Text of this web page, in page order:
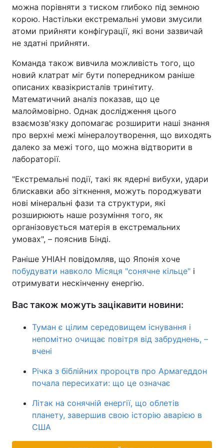
можна порівняти з тиском глибоко під земною
корою. Настільки екстремальні умови змусили
атоми прийняти конфігурації, які вони зазвичай
не здатні прийняти.
Команда також вивчила можливість того, що
новий клатрат міг бути попередником раніше
описаних квазікристалів тринітиту.
Математичний аналіз показав, що це
малоймовірно. Однак дослідження цього
взаємозв'язку допомагає розширити наші знання
про верхні межі мінералоутворення, що виходять
далеко за межі того, що можна відтворити в
лабораторії.
"Екстремальні події, такі як ядерні вибухи, удари
блискавки або зіткнення, можуть породжувати
нові мінеральні фази та структури, які
розширюють наше розуміння того, як
організовується матерія в екстремальних
умовах", – пояснив Бінді.
Раніше УНІАН повідомляв, що Японія хоче
побудувати навколо Місяця "сонячне кільце" і
отримувати нескінченну енергію.
Вас також можуть зацікавити новини:
Туман є цілим середовищем існування і
непомітно очищає повітря від забруднень, –
вчені
Річка з біблійних пророцтв про Армагеддон
почала пересихати: що це означає
Літак на сонячній енергії, що облетів
планету, завершив свою історію аварією в
США